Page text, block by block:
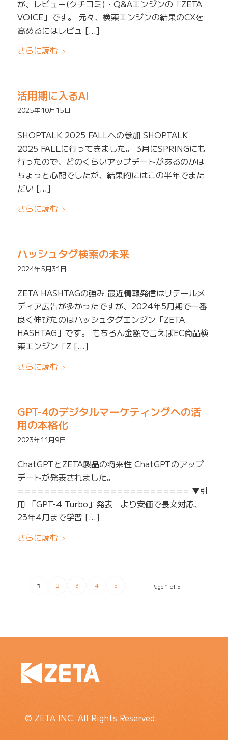
が、レビュー(クチコミ)・Q&Aエンジンの「ZETA
VOICE」です。 元々、検索エンジンの結果のCXを
高めるにはレビュ […]
さらに読む
活用期に入るAI
2025年10月15日
SHOPTALK 2025 FALLへの参加 SHOPTALK
2025 FALLに行ってきました。 3月にSPRINGにも
行ったので、どのくらいアップデートがあるのかは
ちょっと心配でしたが、結果的にはこの半年でまた
だい […]
さらに読む
ハッシュタグ検索の未来
2024年5月31日
ZETA HASHTAGの強み 最近情報発信はリテールメ
ディア広告が多かったですが、2024年5月期で一番
良く伸びたのはハッシュタグエンジン「ZETA
HASHTAG」です。 もちろん金額で言えばEC商品検
索エンジン「Z […]
さらに読む
GPT-4のデジタルマーケティングへの活
用の本格化
2023年11月9日
ChatGPTとZETA製品の将来性 ChatGPTのアップ
デートが発表されました。
========================== ▼引
用 「GPT-4 Turbo」発表 より安価で長文対応、
23年4月まで学習 […]
さらに読む
Page 1 of 5
1 2 3 4 5
© ZETA INC. All Rights Reserved.